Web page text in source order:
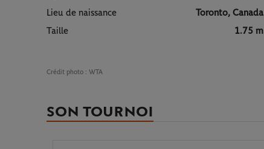
Lieu de naissance
Toronto, Canada
Taille
1.75 m
Crédit photo : WTA
SON TOURNOI